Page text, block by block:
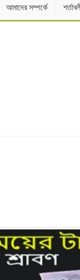
আমাদের সম্পর্কে